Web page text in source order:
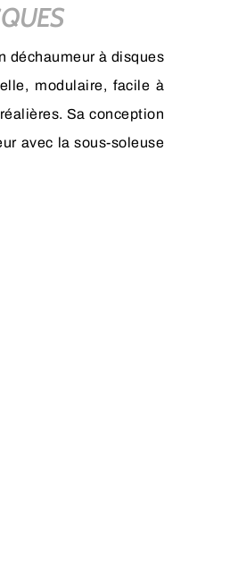
déchaumeur à disques
modulaire, facile à
Sa conception
avec la sous-soleuse